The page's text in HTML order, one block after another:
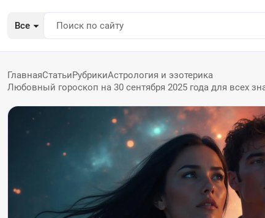
Все
ГлавнаяСтатьиРубрикиАстрология и эзотерика
Любовный гороскоп на 30 сентября 2025 года для всех